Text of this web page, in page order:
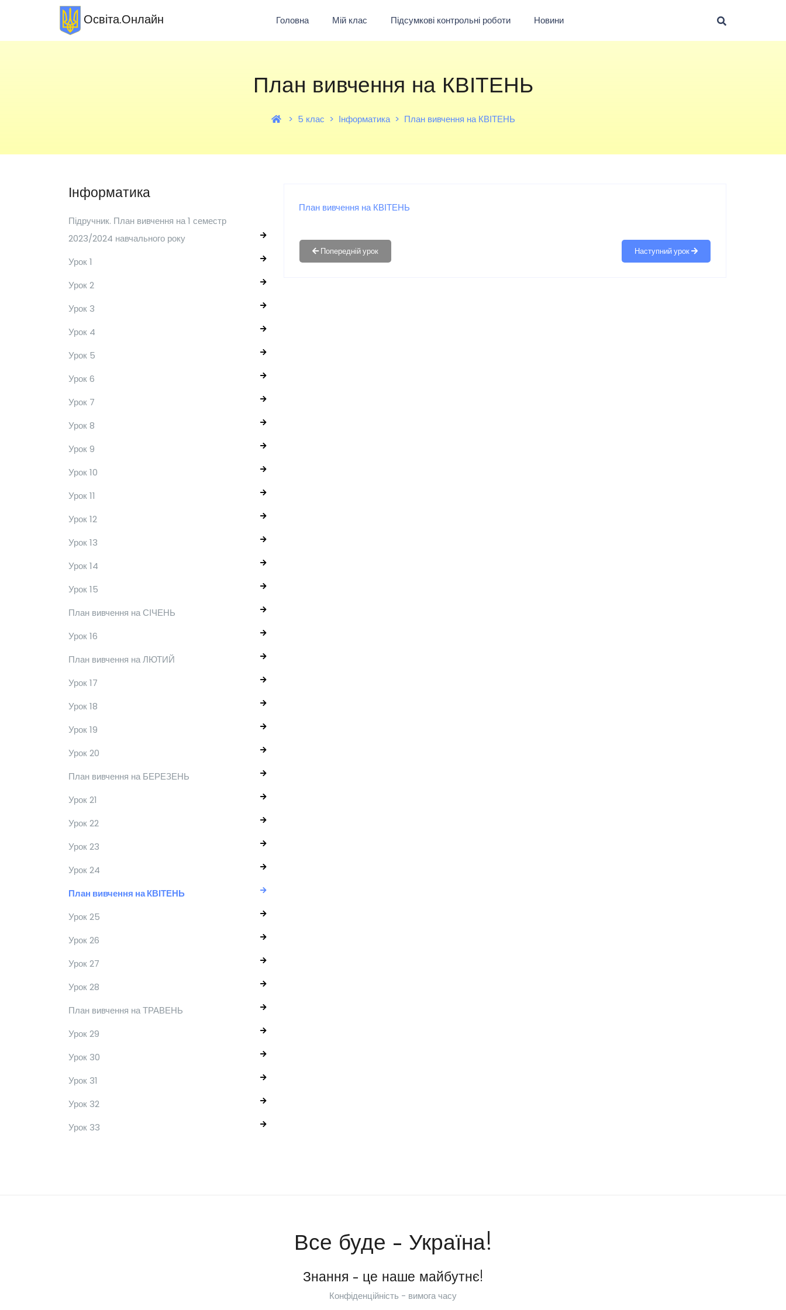
Освіта.Онлайн Головна Мій клас Підсумкові контрольні роботи Новини
План вивчення на КВІТЕНЬ
5 клас Інформатика План вивчення на КВІТЕНЬ
Інформатика
Підручник. План вивчення на 1 семестр
2023/2024 навчального року
Урок 1
Урок 2
Урок 3
Урок 4
Урок 5
Урок 6
Урок 7
Урок 8
Урок 9
Урок 10
Урок 11
Урок 12
Урок 13
Урок 14
Урок 15
План вивчення на СІЧЕНЬ
Урок 16
План вивчення на ЛЮТИЙ
Урок 17
Урок 18
Урок 19
Урок 20
План вивчення на БЕРЕЗЕНЬ
Урок 21
Урок 22
Урок 23
Урок 24
План вивчення на КВІТЕНЬ
Урок 25
Урок 26
Урок 27
Урок 28
План вивчення на ТРАВЕНЬ
Урок 29
Урок 30
Урок 31
Урок 32
Урок 33
План вивчення на КВІТЕНЬ
Наступний урок
Все буде - Україна!
Знання - це наше майбутнє!
Конфіденційність - вимога часу